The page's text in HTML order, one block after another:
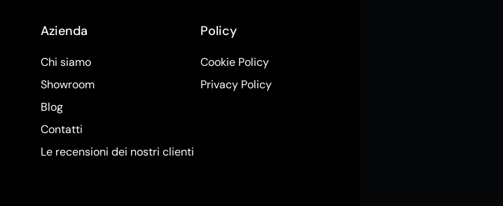
Azienda
Chi siamo
Showroom
Blog
Contatti
Le recensioni dei nostri clienti
Policy
Cookie Policy
Privacy Policy